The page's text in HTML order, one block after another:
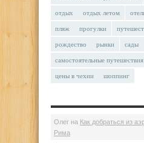
отдых отдых летом
пляж прогулки
рождество рынки сады
самостоятельные путешествия
цены в чехии шоппинг
Олег на Как добраться из
Рима